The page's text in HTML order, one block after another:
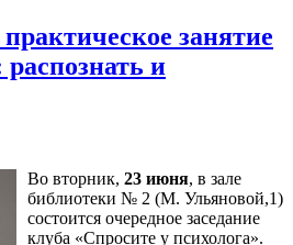
занятие
и
Во вторник, 23 июня, в зале
библиотеки № 2 (М. Ульяновой,1)
состоится очередное заседание
клуба «Спросите у психолога».